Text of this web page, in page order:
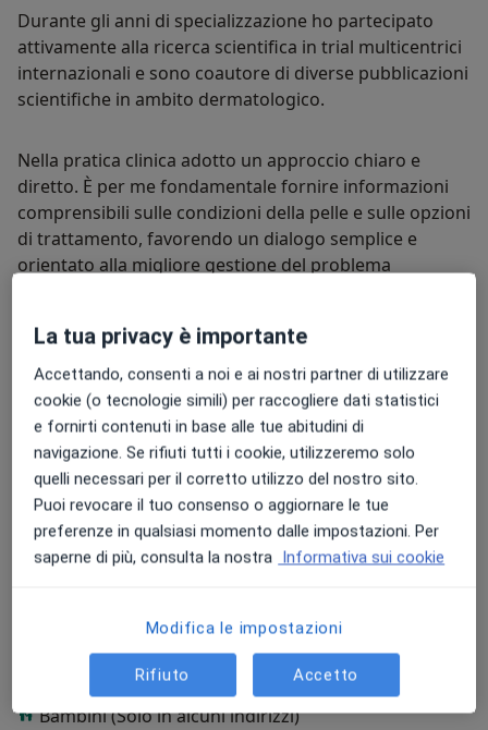
Durante gli anni di specializzazione ho partecipato
attivamente alla ricerca scientifica in trial multicentrici
internazionali e sono coautore di diverse pubblicazioni
scientifiche in ambito dermatologico.
Nella pratica clinica adotto un approccio chiaro e
diretto. È per me fondamentale fornire informazioni
comprensibili sulle condizioni della pelle e sulle opzioni
di trattamento, favorendo un dialogo semplice e
orientato alla migliore gestione del problema
Il mio obiettivo è offrire un’assistenza accurata e
affidabile, basata su competenze aggiornate e su una
comunicazione trasparente.
AltroSu di me
Aree di competenza principali:
Dermatologia e venereologia
Principali patologie trattate
Acne Alopecia
Dermatite atopica
Presso questo indirizzo visito
Adulti (Solo in alcuni indirizzi)
Bambini (Solo in alcuni indirizzi)
La tua privacy è importante
Accettando, consenti a noi e ai nostri partner di utilizzare
cookie (o tecnologie simili) per raccogliere dati statistici
e fornirti contenuti in base alle tue abitudini di
navigazione. Se rifiuti tutti i cookie, utilizzeremo solo
quelli necessari per il corretto utilizzo del nostro sito.
Puoi revocare il tuo consenso o aggiornare le tue
preferenze in qualsiasi momento dalle impostazioni. Per
saperne di più, consulta la nostra Informativa sui cookie
Modifica le impostazioni
Rifiuto Accetto